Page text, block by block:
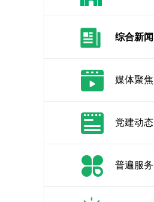
综合新闻
媒体聚焦
党建动态
普遍服务